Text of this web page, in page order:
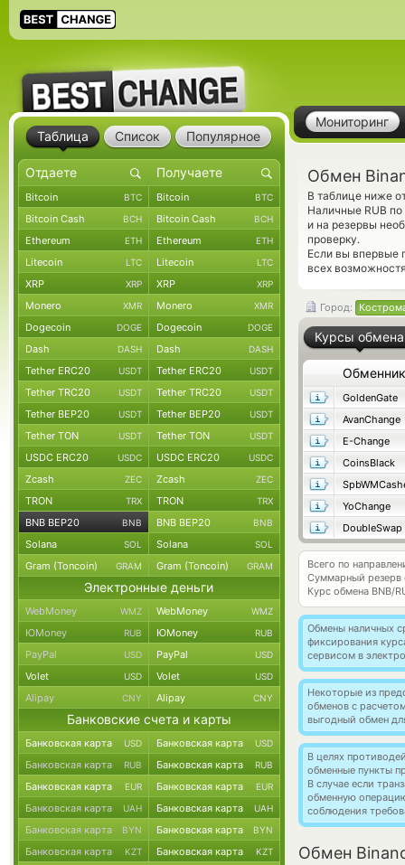
Мониторинг
Обмен
В таблице ниже
Наличные RUB
и на резервы
проверку.
Если вы впервые
всех
Город:
Курсы обмена
Обменник
GoldenGate
AvanChange
E-Change
CoinsBlack
YoChange
DoubleSwap
Всего по
Суммарный резерв
Курс обмена BNB/
Обмены наличных
фиксирования
сервисом в
Некоторые из
обменов с
выгодный обмен
В целях
обменные пункты
В случае если
обменную
соблюдения
Обмен
Таблица Список Популярное
Bitcoin BTC Bitcoin BTC
Bitcoin Cash BCH Bitcoin Cash BCH
Ethereum ETH Ethereum ETH
Litecoin LTC Litecoin LTC
XRP XRP XRP XRP
Monero XMR Monero XMR
Dogecoin DOGE Dogecoin DOGE
Dash DASH Dash DASH
Tether ERC20 USDT Tether ERC20 USDT
Tether TRC20 USDT Tether TRC20 USDT
Tether BEP20 USDT Tether BEP20 USDT
Tether TON USDT Tether TON USDT
USDC ERC20 USDC USDC ERC20 USDC
Zcash ZEC Zcash ZEC
TRON TRX TRON TRX
BNB BEP20 BNB BNB BEP20 BNB
Solana SOL Solana SOL
Gram (Toncoin) GRAM Gram (Toncoin) GRAM
Электронные деньги
WebMoney WMZ WebMoney WMZ
ЮMoney RUB ЮMoney RUB
PayPal USD PayPal USD
Volet USD Volet USD
Alipay CNY Alipay CNY
Банковские счета и карты
Банковская карта USD Банковская карта USD
Банковская карта RUB Банковская карта RUB
Банковская карта EUR Банковская карта EUR
Банковская карта UAH Банковская карта UAH
Банковская карта BYN Банковская карта BYN
Банковская карта KZT Банковская карта KZT